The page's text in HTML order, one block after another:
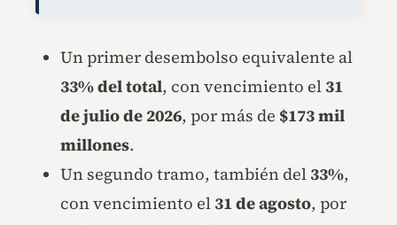
Un primer desembolso equivalente al
33% del total, con vencimiento el 31
de julio de 2026, por más de $173 mil
millones.
Un segundo tramo, también del 33%,
con vencimiento el 31 de agosto, por